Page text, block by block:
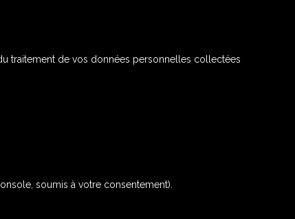
traitement de vos données personnelles collectées
soumis à votre consentement).